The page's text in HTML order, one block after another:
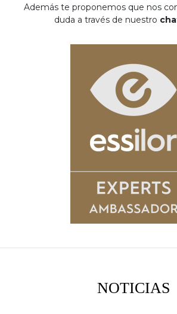
Además te proponemos que nos
duda a través de nuestro
NOTICIAS